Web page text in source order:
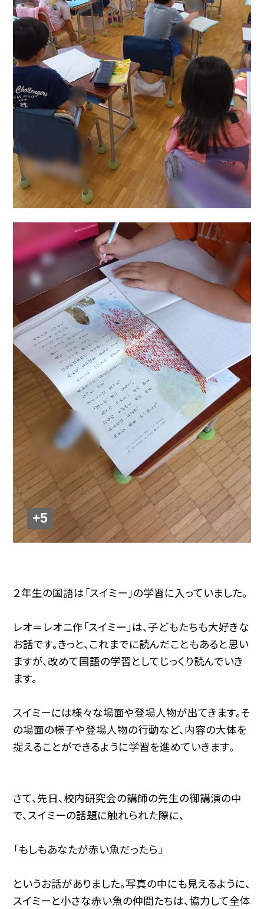
+5
２年生の国語は「スイミー」の学習に入っていました。
レオ＝レオニ作「スイミー」は、子どもたちも大好きな
お話です。きっと、これまでに読んだこともあると思い
ますが、改めて国語の学習としてじっくり読んでいき
ます。
スイミーには様々な場面や登場人物が出てきます。そ
の場面の様子や登場人物の行動など、内容の大体を
捉えることができるように学習を進めていきます。
さて、先日、校内研究会の講師の先生の御講演の中
で、スイミーの話題に触れられた際に、
「もしもあなたが赤い魚だったら」
というお話がありました。写真の中にも見えるように、
スイミーと小さな赤い魚の仲間たちは、協力して全体